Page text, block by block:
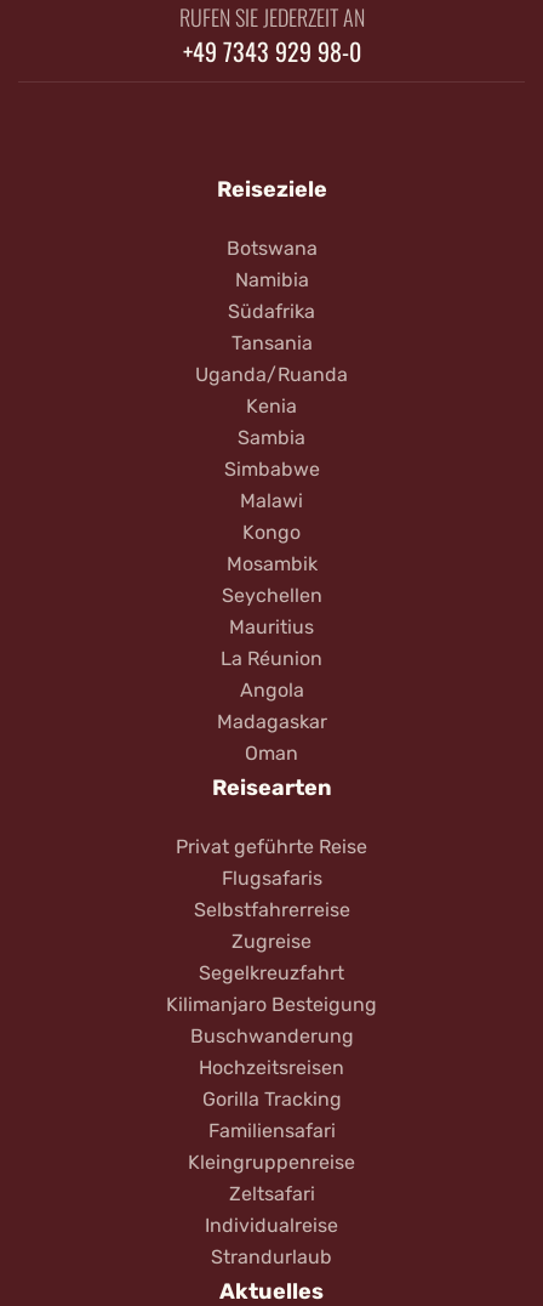
RUFEN SIE JEDERZEIT AN
+49 7343 929 98-0
Reiseziele
Botswana
Namibia
Südafrika
Tansania
Uganda/Ruanda
Kenia
Sambia
Simbabwe
Malawi
Kongo
Mosambik
Seychellen
Mauritius
La Réunion
Angola
Madagaskar
Oman
Reisearten
Privat geführte Reise
Flugsafaris
Selbstfahrerreise
Zugreise
Segelkreuzfahrt
Kilimanjaro Besteigung
Buschwanderung
Hochzeitsreisen
Gorilla Tracking
Familiensafari
Kleingruppenreise
Zeltsafari
Individualreise
Strandurlaub
Aktuelles